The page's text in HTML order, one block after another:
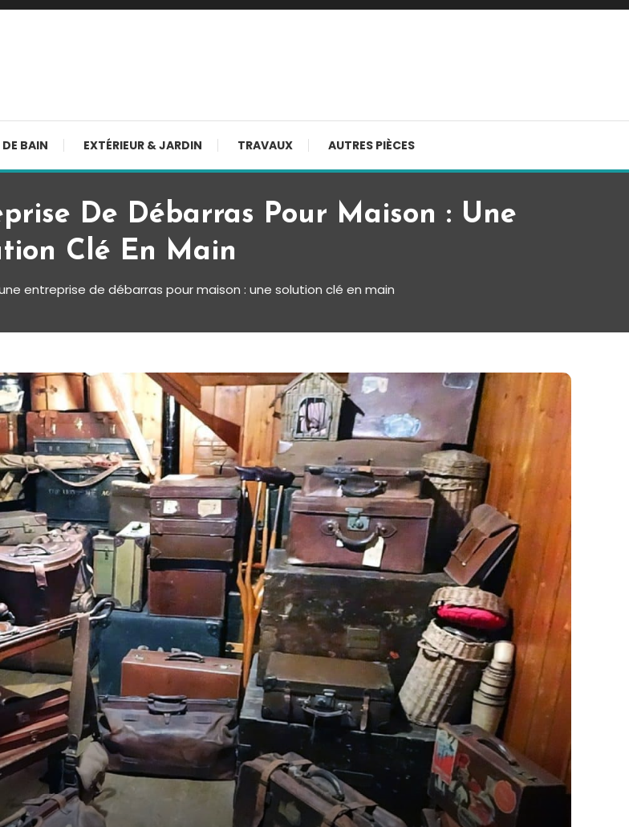
DE BAIN EXTÉRIEUR & JARDIN TRAVAUX AUTRES PIÈCES
De Débarras Pour Maison : Une
Clé En Main
entreprise de débarras pour maison : une solution clé en main